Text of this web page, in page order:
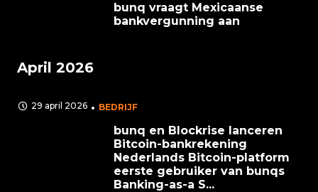
bunq vraagt Mexicaanse
bankvergunning aan
April 2026
29 april 2026 BEDRIJF
bunq en Blockrise lanceren
Bitcoin-bankrekening
Nederlands Bitcoin-platform
eerste gebruiker van bunqs
Banking-as-a S...